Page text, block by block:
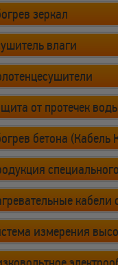
зеркал
влаги
от протечек
бетона (Кабель
кабели
измерения